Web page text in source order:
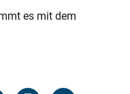
es mit dem